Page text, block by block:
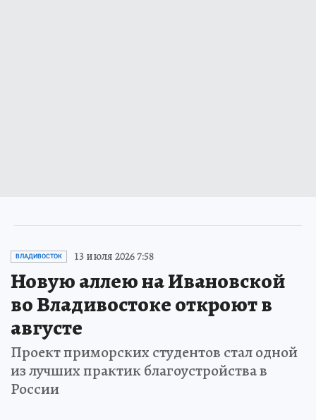
ВЛАДИВОСТОК 13 июля 2026 7:58
Новую аллею на Ивановской
во Владивостоке откроют в
августе
Проект приморских студентов стал одной
из лучших практик благоустройства в
России